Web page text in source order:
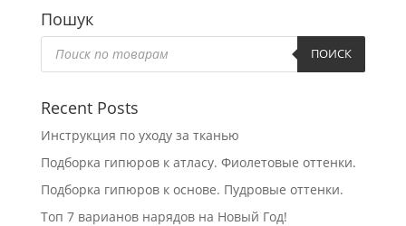
Пошук
Пошук
товарів ПОИСК
Recent Posts
Инструкция по уходу за тканью
Подборка гипюров к атласу. Фиолетовые оттенки.
Подборка гипюров к основе. Пудровые оттенки.
Топ 7 варианов нарядов на Новый Год!